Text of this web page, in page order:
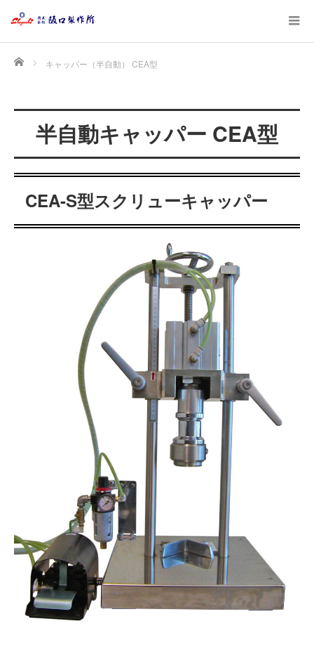
Home キャッパー（半自動） CEA型
半自動キャッパー CEA型
CEA-S型スクリューキャッパー